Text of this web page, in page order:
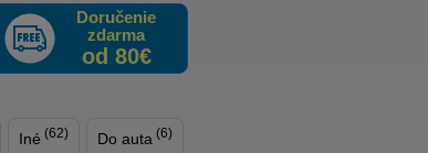
Doručenie
zdarma
od 80€
Iné (62) Do auta (6)